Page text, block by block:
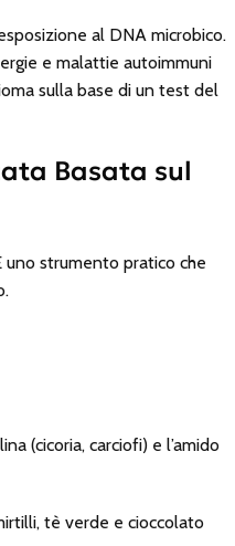
al DNA microbico.
e malattie autoimmuni
sulla base di un test del
Basata sul
uno strumento pratico che
(cicoria, carciofi) e l’amido
tè verde e cioccolato